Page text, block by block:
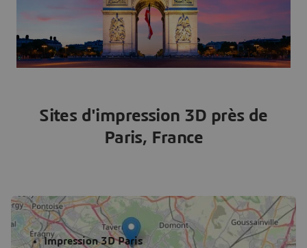
Sites d'impression 3D près de
Paris, France
Impression 3D Paris